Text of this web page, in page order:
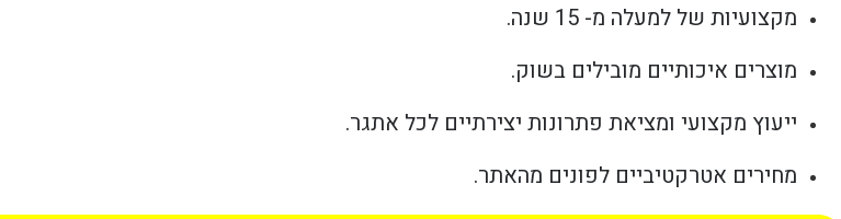
מקצועיות של למעלה מ- 15 שנה.
מוצרים איכותיים מובילים בשוק.
ייעוץ מקצועי ומציאת פתרונות יצירתיים לכל אתגר.
מחירים אטרקטיביים לפונים מהאתר.